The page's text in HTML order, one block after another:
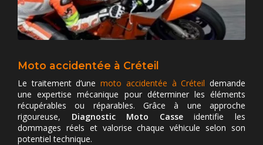
Moto accidentée à Créteil
Le traitement d’unemoto accidentée à Créteil demande
une expertise mécanique pour déterminer les éléments
récupérables ou réparables. Grâce à une approche
rigoureuse, Diagnostic Moto Casseidentifie les
dommages réels et valorise chaque véhicule selon son
potentiel technique.